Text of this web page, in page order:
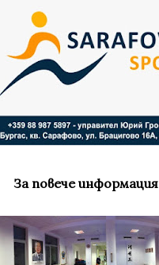
За повече информация